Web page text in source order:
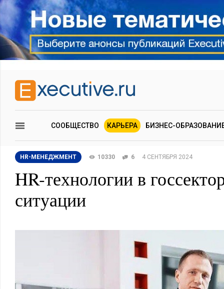
СООБЩЕСТВО КАРЬЕРА БИЗНЕС-
HR-МЕНЕДЖМЕНТ 10330 6 4 СЕНТЯБРЯ 2024
HR-технологии в
ситуации